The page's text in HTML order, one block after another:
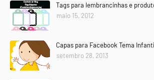
Tags para lembrancinhas e
maio 15, 2012
Capas para Facebook Tema
setembro 28, 2013